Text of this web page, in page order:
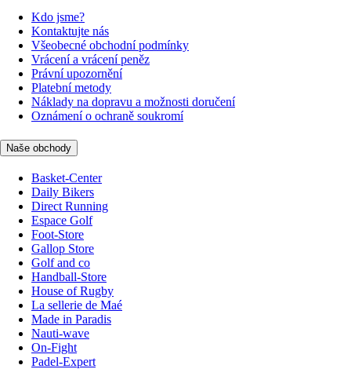
Kdo jsme?
Kontaktujte nás
Všeobecné obchodní podmínky
Vrácení a vrácení peněz
Právní upozornění
Platební metody
Náklady na dopravu a možnosti doručení
Oznámení o ochraně soukromí
Naše obchody
Basket-Center
Daily Bikers
Direct Running
Espace Golf
Foot-Store
Gallop Store
Golf and co
Handball-Store
House of Rugby
La sellerie de Maé
Made in Paradis
Nauti-wave
On-Fight
Padel-Expert